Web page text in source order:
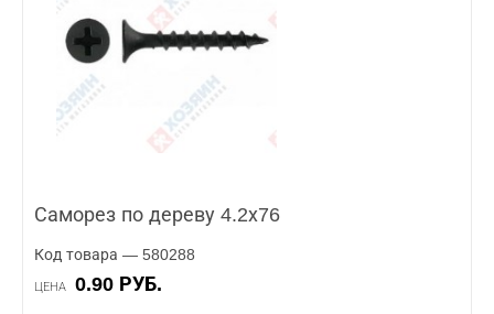
Саморез по дереву 4.2х76
Код товара — 580288
ЦЕНА 0.90 РУБ.